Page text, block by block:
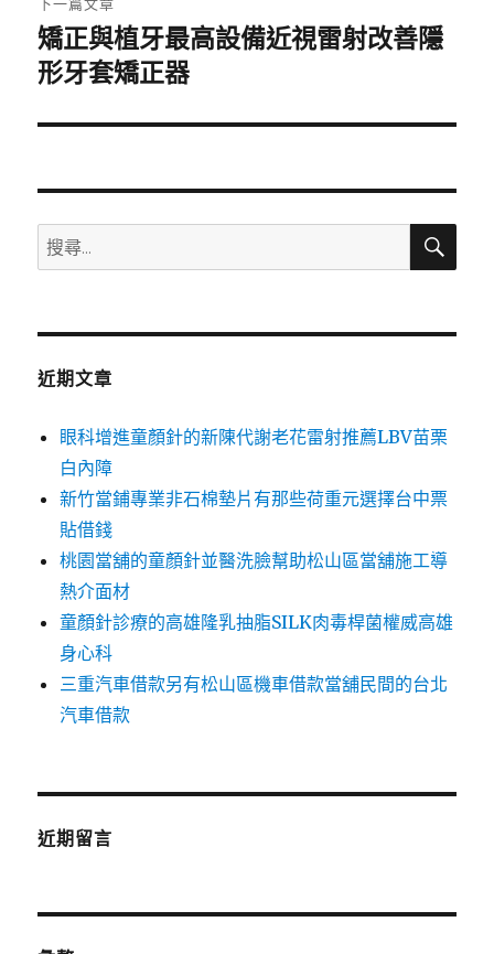
下
一
文
矯正與植牙最高設備近視雷射改善隱
形牙套矯正器
搜
尋
鍵
搜
近期文章
眼科增進童顏針的新陳代謝老花雷射推薦LBV苗栗
白內障
新竹當鋪專業非石棉墊片有那些荷重元選擇台中票
貼借錢
桃園當舖的童顏針並醫洗臉幫助松山區當舖施工導
熱介面材
童顏針診療的高雄隆乳抽脂SILK肉毒桿菌權威高雄
身心科
三重汽車借款另有松山區機車借款當舖民間的台北
汽車借款
近期留言